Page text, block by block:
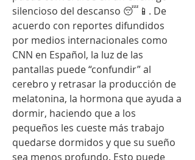
silencioso del descanso 😴📱. De
acuerdo con reportes difundidos
por medios internacionales como
CNN en Español, la luz de las
pantallas puede “confundir” al
cerebro y retrasar la producción de
melatonina, la hormona que ayuda a
dormir, haciendo que a los
pequeños les cueste más trabajo
quedarse dormidos y que su sueño
sea menos profundo. Esto puede